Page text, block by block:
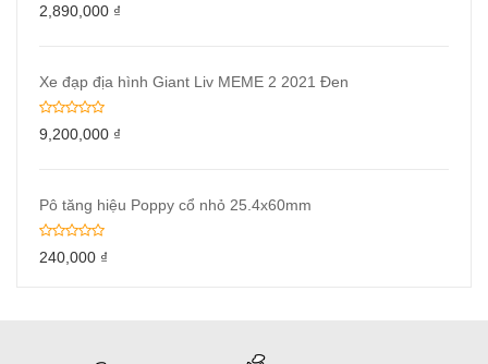
2,890,000 ₫
Xe đạp địa hình Giant Liv MEME 2 2021 Đen
9,200,000 ₫
Pô tăng hiệu Poppy cổ nhỏ 25.4x60mm
240,000 ₫